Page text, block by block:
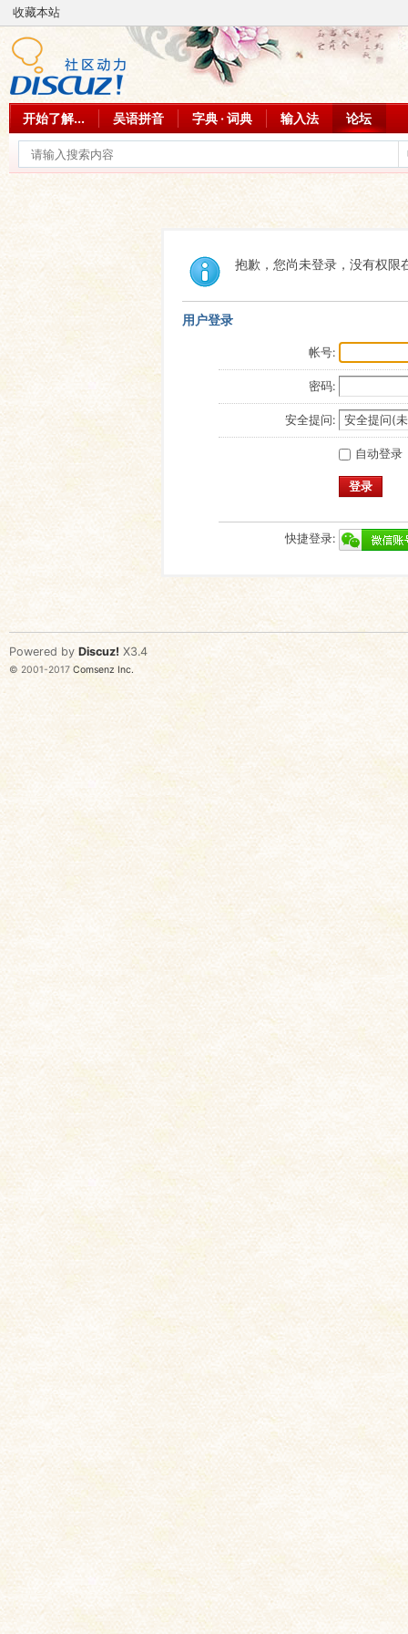
收藏本站
开始了解... 吴语拼音 字典 · 词典 输入法 论坛
抱歉，您尚未登录，没有权限
用户登录
帐号:
密码:
安全提问:
自动登录
登录
快捷登录:
Powered by Discuz! X3.4
© 2001-2017 Comsenz Inc.